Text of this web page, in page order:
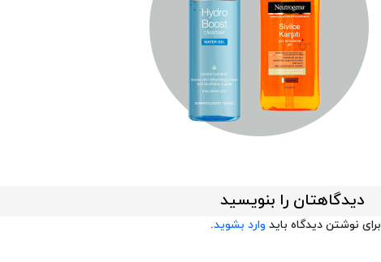
دیدگاهتان را بنویسید
برای نوشتن دیدگاه باید وارد بشوید.